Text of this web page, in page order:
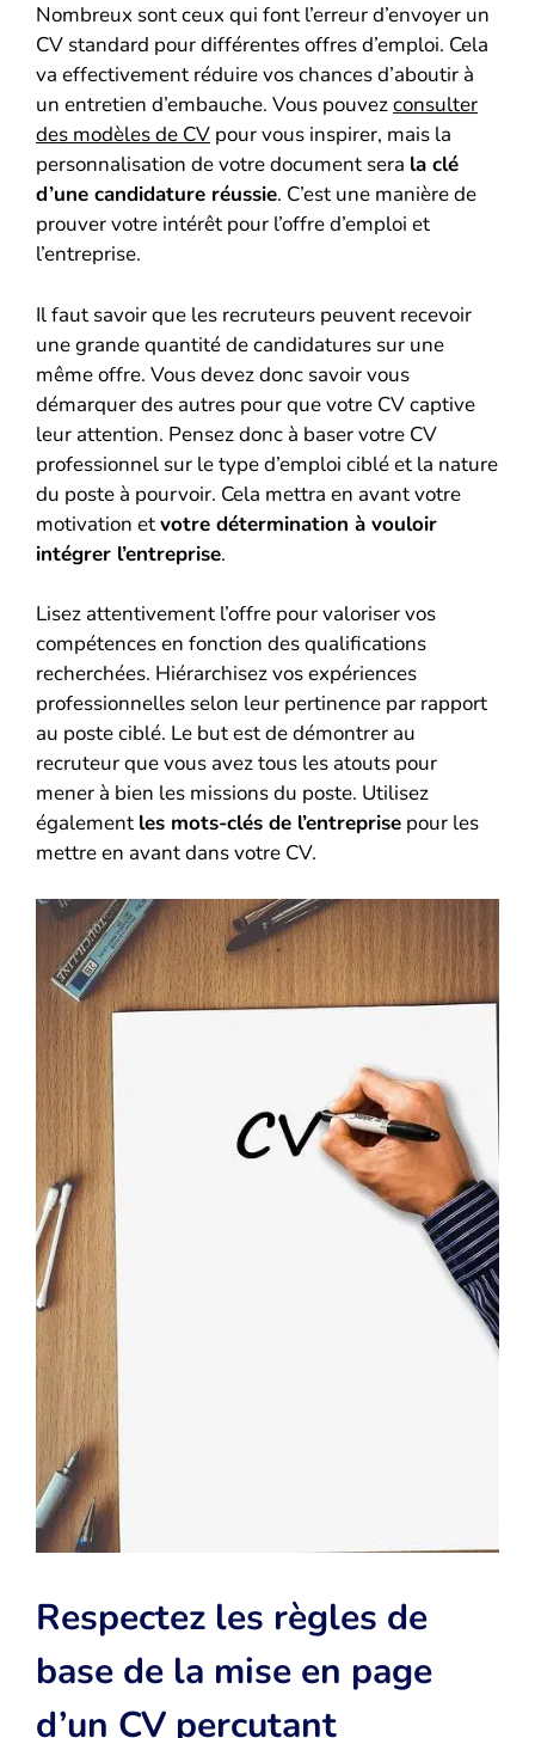
Nombreux sont ceux qui font l’erreur d’envoyer un
CV standard pour différentes offres d’emploi. Cela
va effectivement réduire vos chances d’aboutir à
un entretien d’embauche. Vous pouvezconsulter
des modèles de CV pour vous inspirer, mais la
personnalisation de votre document sera la clé
d’une candidature réussie. C’est une manière de
prouver votre intérêt pour l’offre d’emploi et
l’entreprise.
Il faut savoir que les recruteurs peuvent recevoir
une grande quantité de candidatures sur une
même offre. Vous devez donc savoir vous
démarquer des autres pour que votre CV captive
leur attention. Pensez donc à baser votre CV
professionnel sur le type d’emploi ciblé et la nature
du poste à pourvoir. Cela mettra en avant votre
motivation etvotre détermination à vouloir
intégrer l’entreprise.
Lisez attentivement l’offre pour valoriser vos
compétences en fonction des qualifications
recherchées. Hiérarchisez vos expériences
professionnelles selon leur pertinence par rapport
au poste ciblé. Le but est de démontrer au
recruteur que vous avez tous les atouts pour
mener à bien les missions du poste. Utilisez
également les mots-clés de l’entreprise pour les
mettre en avant dans votre CV.
Respectez les règles de
base de la mise en page
d’un CV percutant